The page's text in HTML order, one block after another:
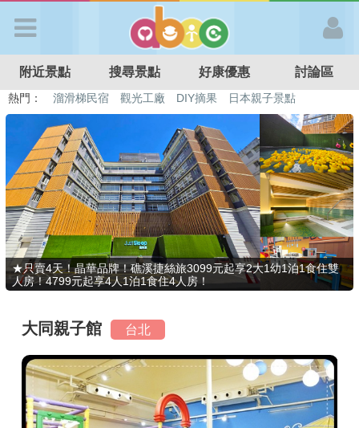
APP登入
首 頁
搜尋景點
好康優惠
最新消息
最新留言
商家合作
附近景點 搜尋景點 好康優惠 討論區
熱門： 溜滑梯民宿 觀光工廠 DIY摘果
日本親子景點
特色遊戲場
親子住房優惠 台北親子餐廳 溫泉泡湯SPA
★只賣4天！晶華品牌！礁溪捷絲旅3099元起享2大1幼1泊1食住雙
人房！4799元起享4人1泊1食住4人房！
大同親子館 台北